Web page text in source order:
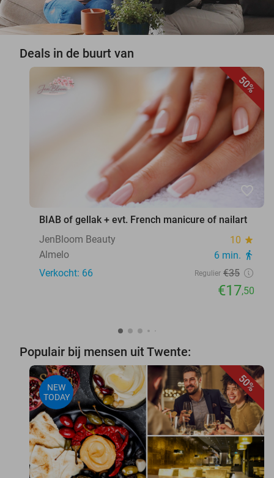
Deals in de buurt van
50%
favorite_border
BIAB of gellak + evt. French manicure of nailart
JenBloom Beauty
10 star
Almelo 6 min. directions_walk
Verkocht: 66 Regulier €35
€17,50
Populair bij mensen uit Twente:
50%
NEW
TODAY